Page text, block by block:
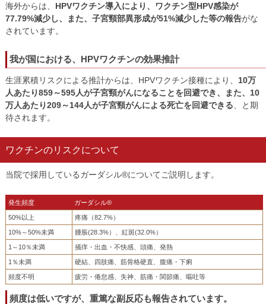
海外からは、 HPVワクチン導入により、ワクチン型HPV感染が
77.79%減少し、また、子宮頸部異形成が51%減少した等の報告がな
されています。
我が国における、HPVワクチンの効果推計
生涯累積リスクによる推計からは、HPVワクチン接種により、 10万
人あたり859～595人が子宮頸がんになることを回避でき、また、10
万人あたり209～144人が子宮頸がんによる死亡を回避できる 、と期
待されます。
ワクチンのリスクについて
当院で採用しているガーダシル®についてご説明します。
発生頻度 ガーダシル®
50%以上 疼痛（82.7%）
10%～50%未満 腫脹(28.3%）、紅斑(32.0%）
1～10％未満 掻痒・出血・不快感、頭痛、発熱
1％未満 硬結、四肢痛、筋骨格硬直、腹痛・下痢
頻度不明 疲労・倦怠感、失神、筋痛・関節痛、嘔吐等
頻度は低いですが、重篤な副反応も報告されています。